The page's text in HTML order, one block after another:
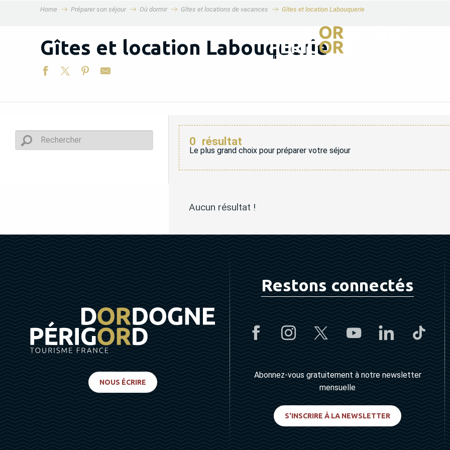
Home Préparer son séjour Où dormir Gîtes et locations de vacances Gîtes et location Labouquerie
Gîtes et location Labouquerie
0 résultat
Le plus grand choix pour préparer votre séjour
Aucun résultat !
NOUS ÉCRIRE
Restons connectés
Abonnez-vous gratuitement à notre newsletter
mensuelle
S'INSCRIRE À LA NEWSLETTER